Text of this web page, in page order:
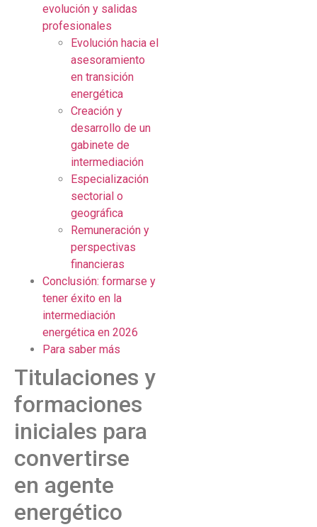
evolución y salidas
profesionales
Evolución hacia el
asesoramiento
en transición
energética
Creación y
desarrollo de un
gabinete de
intermediación
Especialización
sectorial o
geográfica
Remuneración y
perspectivas
financieras
Conclusión: formarse y
tener éxito en la
intermediación
energética en 2026
Para saber más
Titulaciones y
formaciones
iniciales para
convertirse
en agente
energético